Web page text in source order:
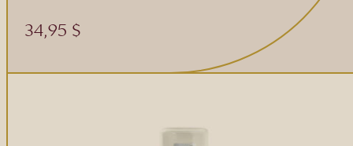
34,95 $